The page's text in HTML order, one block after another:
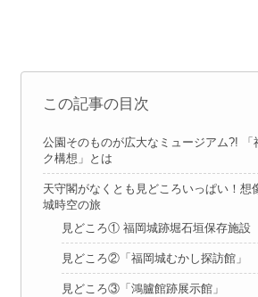
この記事の目次
公園そのものが広大なミュージアム?! 「
ク構想」とは
天守閣がなくとも見どころいっぱい！想
城時空の旅
見どころ① 福岡城跡堀石垣保存施設
見どころ②「福岡城むかし探訪館」
見どころ③「鴻臚館跡展示館」